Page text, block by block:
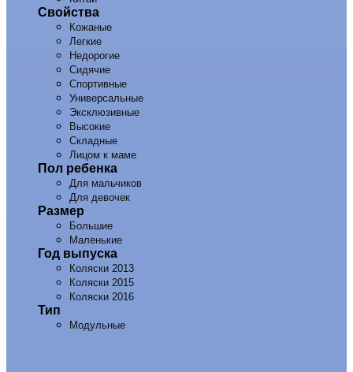
Свойства
Кожаные
Легкие
Недорогие
Сидячие
Спортивные
Универсальные
Эксклюзивные
Высокие
Складные
Лицом к маме
Пол ребенка
Для мальчиков
Для девочек
Размер
Большие
Маленькие
Год выпуска
Коляски 2013
Коляски 2015
Коляски 2016
Тип
Модульные